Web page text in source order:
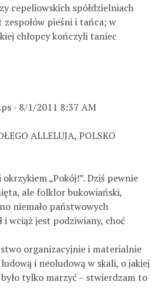
cepeliowskich spółdzielniach
zespołów pieśni i tańca; w
chłopcy kończyli taniec
- 8/1/2011 8:37 AM
ALLELUJA, POLSKO
„Pokój!”. Dziś pewnie
ale folklor bukowiański,
niemało państwowych
i wciąż jest podziwiany, choć
organizacyjnie i materialnie
i neoludową w skali, o jakiej
tylko marzyć – stwierdzam to